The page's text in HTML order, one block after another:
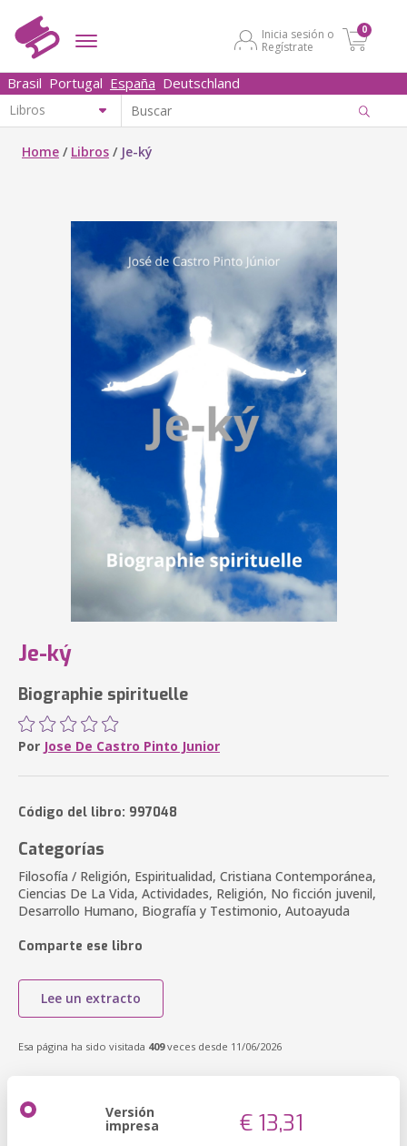
Inicia sesión o
Regístrate
0
Brasil Portugal España Deutschland
Home / Libros / Je-ký
Je-ký
Biographie spirituelle
Por Jose De Castro Pinto Junior
Código del libro: 997048
Categorías
Filosofía / Religión, Espiritualidad, Cristiana Contemporánea,
Ciencias De La Vida, Actividades, Religión, No ficción juvenil,
Desarrollo Humano, Biografía y Testimonio, Autoayuda
Comparte ese libro
Lee un extracto
Esa página ha sido visitada 409veces desde 11/06/2026
Versión
impresa € 13,31